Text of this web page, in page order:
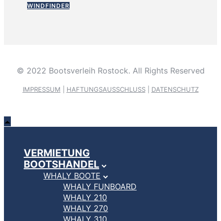
WINDFINDER
© 2022 Bootsverleih Rostock. All Rights Reserved
IMPRESSUM HAFTUNGSAUSSCHLUSS| DATENSCHUTZ
VERMIETUNG
BOOTSHANDEL
WHALY BOOTE
WHALY FUNBOARD
WHALY 210
WHALY 270